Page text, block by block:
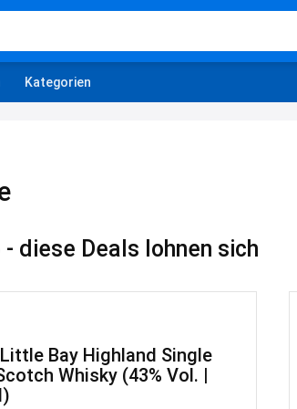
Kategorien
diese Deals lohnen sich
Bay Highland Single
Whisky (43% Vol. |